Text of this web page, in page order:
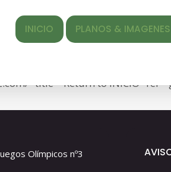
INICIO PLANOS & IMAGENES
span> <span class="entry-
alairemalaga2.com/wp-
" title="Return to INICIO"
Olímpicos nº3